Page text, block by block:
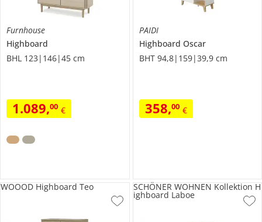
Furnhouse
Highboard
BHL 123|146|45 cm
1.089,00 €
PAIDI
Highboard Oscar
BHT 94,8|159|39,9 cm
358,00 €
WOOOD Highboard Teo SCHÖNER WOHNEN Kollektion H
ighboard Laboe